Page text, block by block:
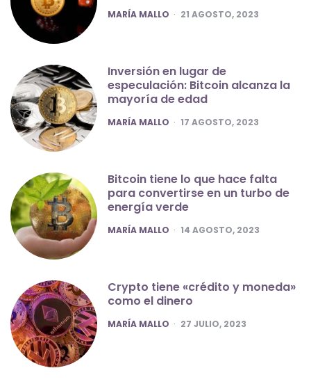
POSTED
MARÍA MALLO 21 AGOSTO, 2023
Inversión en lugar de
especulación: Bitcoin alcanza la
mayoría de edad
POSTED
MARÍA MALLO 17 AGOSTO, 2023
Bitcoin tiene lo que hace falta
para convertirse en un turbo de
energía verde
POSTED
MARÍA MALLO 14 AGOSTO, 2023
Crypto tiene «crédito y moneda»
como el dinero
POSTED
MARÍA MALLO 27 JULIO, 2023